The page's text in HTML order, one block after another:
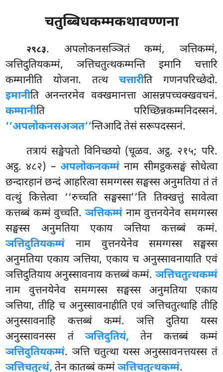
चतुब्बिधकम्मकथावण्णना
२९८३. अपलोकनसञ्ञितंकम्मं, ञत्तिकम्मं,
ञत्तिदुतियकम्मं, ञत्तिचतुत्थकम्मन्ति इमानि चत्तारि
कम्मानीति योजना. तत्थ चत्तारीति गणनपरिच्छेदो.
इमानीति अनन्तरमेव वक्खमानत्ता आसन्नपच्चक्खवचनं.
कम्मानीति परिच्छिन्नकम्मनिदस्सनं.
‘‘अपलोकनसअञत’’न्तिआदि तेसं सरूपदस्सनं.
तत्रायं सङ्खेपतो विनिच्छयो (चूळव. अट्ठ. २१५; परि.
अट्ठ. ४८२) – अपलोकनकम्मं नाम सीमट्ठकसङ्घं सोधेत्वा
छन्दारहानं छन्दं आहरित्वा समग्गस्स सङ्घस्स अनुमतिया तं तं
वत्थुं कित्तेत्वा ‘‘रुच्चति सङ्घस्सा’’ति तिक्खत्तुं सावेत्वा
कत्तब्बं कम्मं वुच्चति. ञत्तिकम्मं नाम वुत्तनयेनेव समग्गस्स
सङ्घस्स अनुमतिया एकाय ञत्तिया कत्तब्बं कम्मं.
ञत्तिदुतियकम्मं नाम वुत्तनयेनेव समग्गस्स सङ्घस्स
अनुमतिया एकाय ञत्तिया, एकाय च अनुस्सावनायाति एवं
ञत्तिदुतियाय अनुस्सावनाय कत्तब्बं कम्मं. ञत्तिचतुत्थकम्मं
नाम वुत्तनयेनेव समग्गस्स सङ्घस्स अनुमतिया एकाय
ञत्तिया, तीहि च अनुस्सावनाहीति एवं ञत्तिचतुत्थाहि तीहि
अनुस्सावनाहि कत्तब्बं कम्मं. ञत्ति दुतिया यस्स
अनुस्सावनस्स तं ञत्तिदुतियं, तेन कत्तब्बं कम्मं
ञत्तिदुतियकम्मं. ञत्ति चतुत्था यस्स अनुस्सावनत्तयस्स तं
ञत्तिचतुत्थं, तेन कातब्बं कम्मंञत्तिचतुत्थकम्मं.